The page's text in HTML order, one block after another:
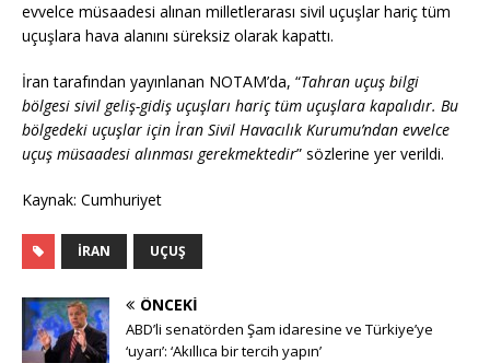
evvelce müsaadesi alınan milletlerarası sivil uçuşlar hariç tüm
uçuşlara hava alanını süreksiz olarak kapattı.
İran tarafından yayınlanan NOTAM’da, “Tahran uçuş bilgi
bölgesi sivil geliş-gidiş uçuşları hariç tüm uçuşlara kapalıdır. Bu
bölgedeki uçuşlar için İran Sivil Havacılık Kurumu’ndan evvelce
uçuş müsaadesi alınması gerekmektedir” sözlerine yer verildi.
Kaynak: Cumhuriyet
İRAN UÇUŞ
ÖNCEKI
ABD’li senatörden Şam idaresine ve Türkiye’ye
‘uyarı’: ‘Akıllıca bir tercih yapın’